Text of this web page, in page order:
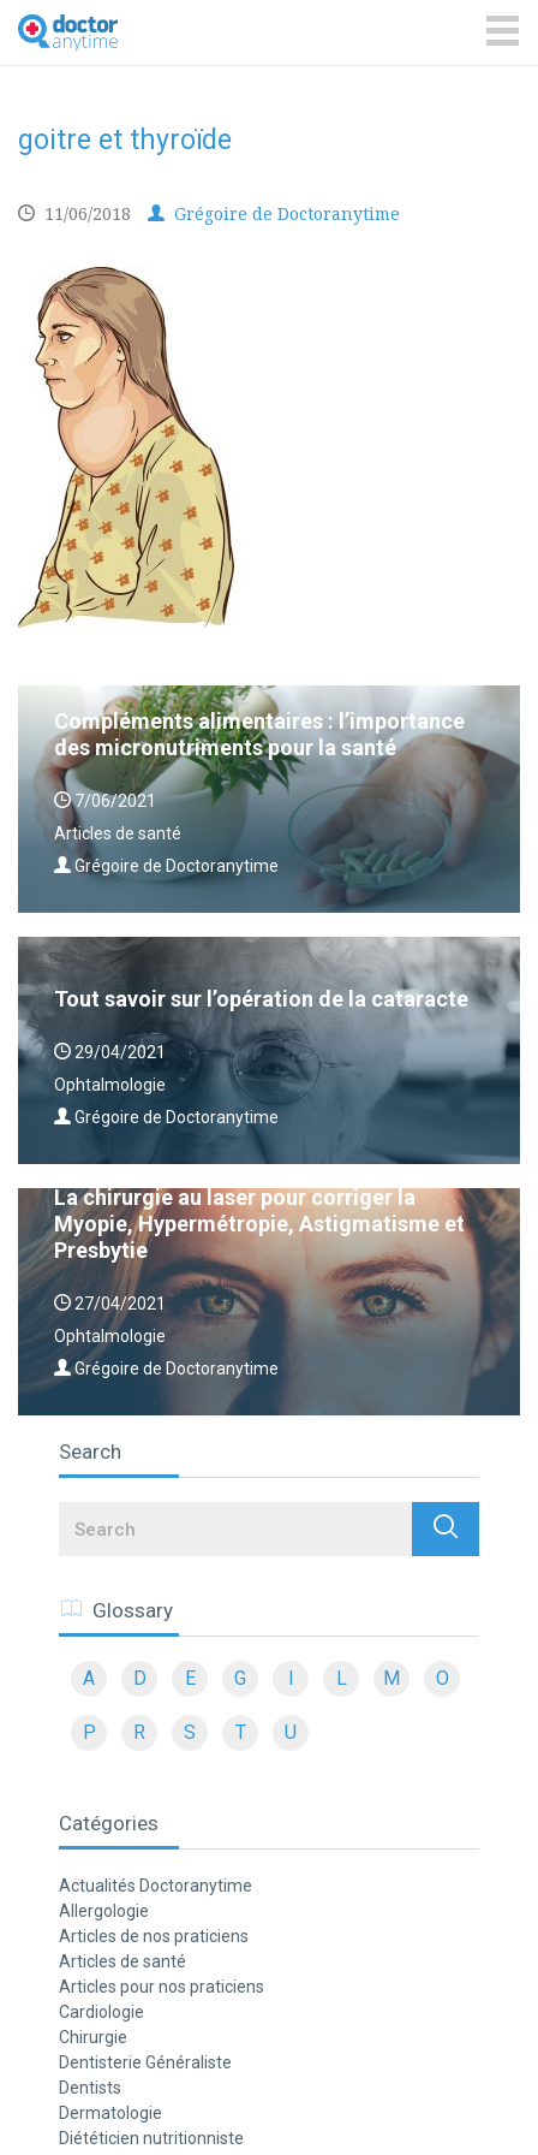
DoctorAnyTime
You
are
goitre et thyroïde
11/06/2018 Grégoire de Doctoranytime
Compléments alimentaires : l’importance
des micronutriments pour la santé
7/06/2021
Articles de santé
Grégoire de Doctoranytime
Tout savoir sur l’opération de la cataracte
29/04/2021
Ophtalmologie
Grégoire de Doctoranytime
La chirurgie au laser pour corriger la
Myopie, Hypermétropie, Astigmatisme et
Presbytie
27/04/2021
Ophtalmologie
Grégoire de Doctoranytime
Search
Search
Glossary
A D E G L M O
P R S T U
Catégories
Actualités Doctoranytime
Allergologie
Articles de nos praticiens
Articles de santé
Articles pour nos praticiens
Cardiologie
Chirurgie
Dentisterie Généraliste
Dentists
Dermatologie
Diététicien nutritionniste